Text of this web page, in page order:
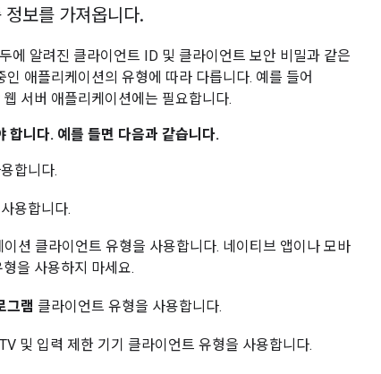
보를 가져옵니다.
에 알려진 클라이언트 ID 및 클라이언트 보안 비밀과 같은
애플리케이션의 유형에 따라 다릅니다. 예를 들어
서버 애플리케이션에는 필요합니다.
합니다. 예를 들면 다음과 같습니다.
합니다.
용합니다.
이션 클라이언트 유형을 사용합니다. 네이티브 앱이나 모바
을 사용하지 마세요.
그램 클라이언트 유형을 사용합니다.
TV 및 입력 제한 기기 클라이언트 유형을 사용합니다.